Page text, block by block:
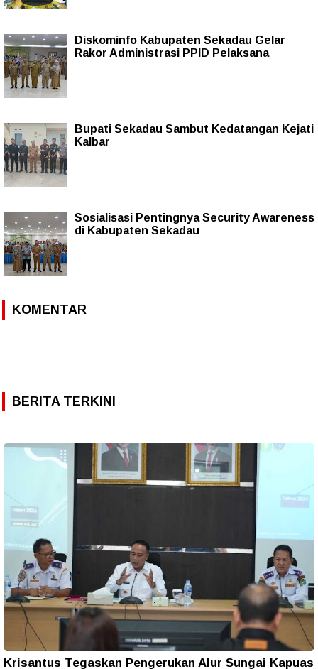
Diskominfo Kabupaten Sekadau Gelar
Rakor Administrasi PPID Pelaksana
Bupati Sekadau Sambut Kedatangan Kejati
Kalbar
Sosialisasi Pentingnya Security Awareness
di Kabupaten Sekadau
KOMENTAR
BERITA TERKINI
Krisantus Tegaskan Pengerukan Alur Sungai Kapuas